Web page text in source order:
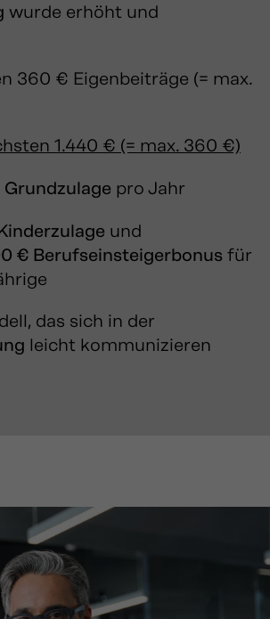
wurde erhöht und
360 € Eigenbeiträge (= max.
1.440 € (= max. 360 €)
pro Jahr
und
€ Berufseinsteigerbonus für
das sich in der
leicht kommunizieren